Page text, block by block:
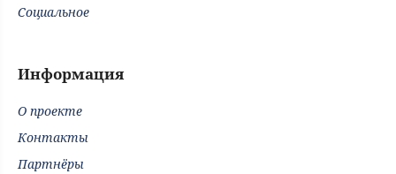
Социальное
Информация
О проекте
Контакты
Партнёры